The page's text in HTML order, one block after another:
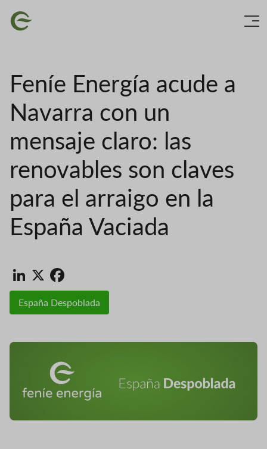
Imaxe
Feníe Energía acude a
Navarra con un
mensaje claro: las
renovables son claves
para el arraigo en la
España Vaciada
LinkedIn
X
España Despoblada